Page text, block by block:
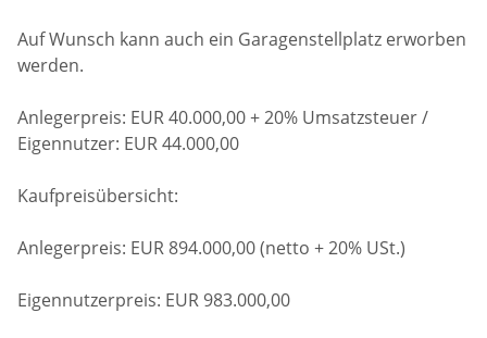
Auf Wunsch kann auch ein Garagenstellplatz erworben
werden.
Anlegerpreis: EUR 40.000,00 + 20% Umsatzsteuer /
Eigennutzer: EUR 44.000,00
Kaufpreisübersicht:
Anlegerpreis: EUR 894.000,00 (netto + 20% USt.)
Eigennutzerpreis: EUR 983.000,00